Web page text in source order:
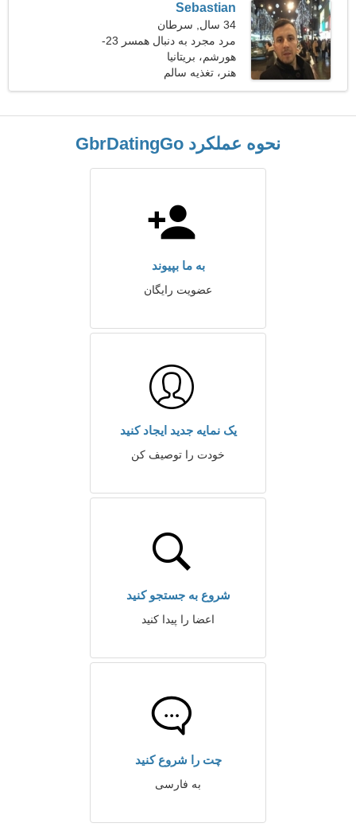
Sebastian
34 سال, سرطان
مرد مجرد به دنبال همسر 23-
31
هورشم، بریتانیا
هنر، تغذیه سالم
نحوه عملکرد GbrDatingGo
به ما بپیوند
عضویت رایگان
یک نمایه جدید ایجاد کنید
خودت را توصیف کن
شروع به جستجو کنید
اعضا را پیدا کنید
چت را شروع کنید
به فارسی